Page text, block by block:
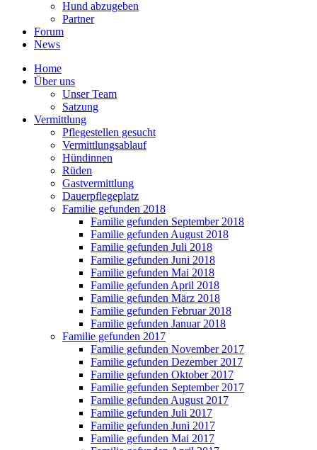
Hund abzugeben
Partner
Forum
News
Home
Über uns
Unser Team
Satzung
Vermittlung
Pflegestellen gesucht
Vermittlungsablauf
Hündinnen
Rüden
Gastvermittlung
Dauerpflegeplatz
Familie gefunden 2018
Familie gefunden September 2018
Familie gefunden August 2018
Familie gefunden Juli 2018
Familie gefunden Juni 2018
Familie gefunden Mai 2018
Familie gefunden April 2018
Familie gefunden März 2018
Familie gefunden Februar 2018
Familie gefunden Januar 2018
Familie gefunden 2017
Familie gefunden November 2017
Familie gefunden Dezember 2017
Familie gefunden Oktober 2017
Familie gefunden September 2017
Familie gefunden August 2017
Familie gefunden Juli 2017
Familie gefunden Juni 2017
Familie gefunden Mai 2017